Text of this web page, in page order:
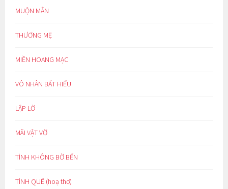
MUỘN MẰN
THƯƠNG MẸ
MIỀN HOANG MẠC
VÔ NHÂN BẤT HIẾU
LẬP LỜ
MÃI VẬT VỜ
TÌNH KHÔNG BỜ BẾN
TÌNH QUÊ (hoạ thơ)